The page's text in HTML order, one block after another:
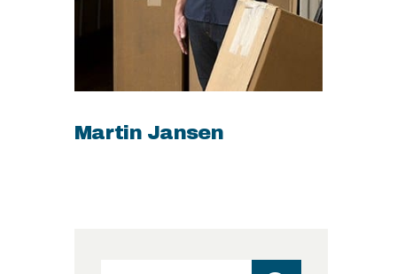
Martin Jansen